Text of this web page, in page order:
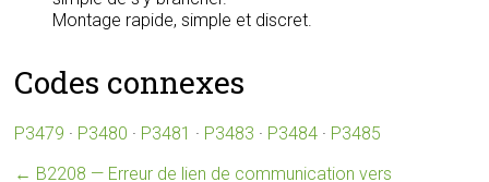
Montage rapide, simple et discret.
Codes connexes
P3479 · P3480 · P3481 · P3483 · P3484 · P3485
← B2208 — Erreur de lien de communication vers